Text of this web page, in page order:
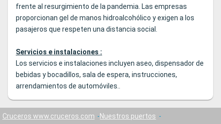
frente al resurgimiento de la pandemia. Las empresas
proporcionan gel de manos hidroalcohólico y exigen a los
pasajeros que respeten una distancia social.
Servicios e instalaciones :
Los servicios e instalaciones incluyen aseo, dispensador de
bebidas y bocadillos, sala de espera, instrucciones,
arrendamientos de automóviles..
Cruceros www.cruceros.com
Nuestros puertos